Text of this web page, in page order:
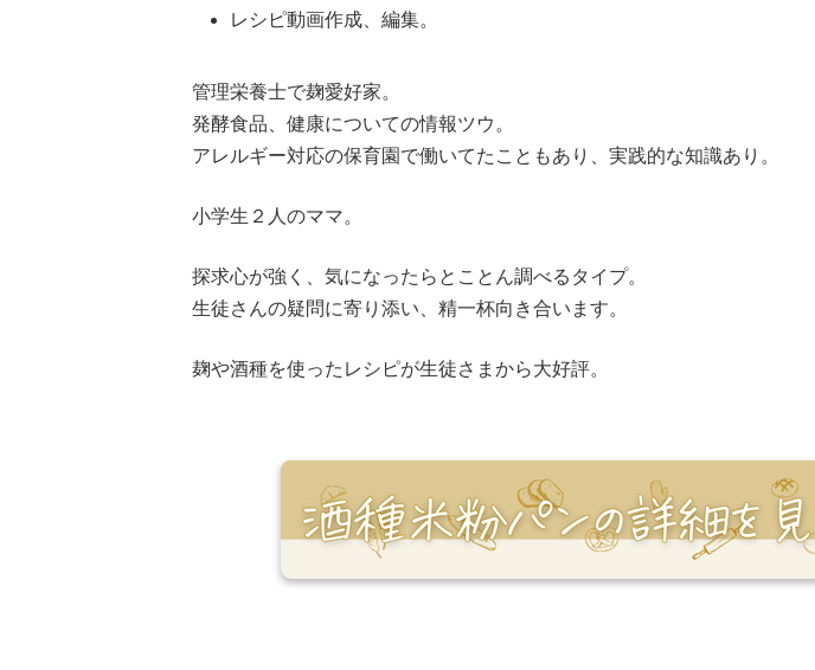
レシピ動画作成、編集。
管理栄養士で麹愛好家。
発酵食品、健康についての情報ツウ。
アレルギー対応の保育園で働いてたこともあり、実践的な知識あり。
小学生２人のママ。
探求心が強く、気になったらとことん調べるタイプ。
生徒さんの疑問に寄り添い、精一杯向き合います。
麹や酒種を使ったレシピが生徒さまから大好評。